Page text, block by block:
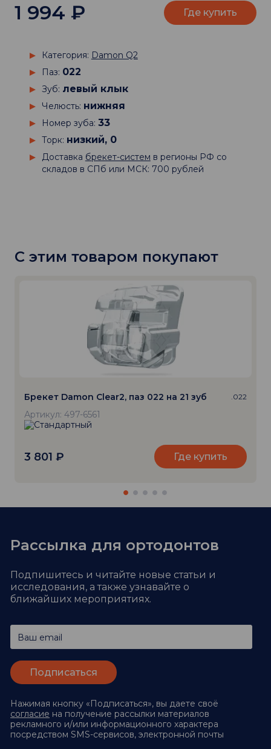
Категория: Damon Q2
Паз: 022
Зуб: левый клык
Челюсть: нижняя
Номер зуба: 33
Торк: низкий, 0
Доставка брекет-систем в регионы РФ со
складов в СПб или МСК: 700 рублей
1 994 ₽ Где купить
С этим товаром покупают
Брекет Damon Clear2, паз 022 на 21 зуб .022
Артикул: 497-6561
3 801 ₽ Где купить
Рассылка для ортодонтов
Подпишитесь и читайте новые статьи и
исследования, а также узнавайте о
ближайших мероприятиях.
Ваш email
Нажимая кнопку «Подписаться», вы даете своё
согласие на получение рассылки материалов
рекламного и/или информационного характера
посредством SMS-сервисов, электронной почты